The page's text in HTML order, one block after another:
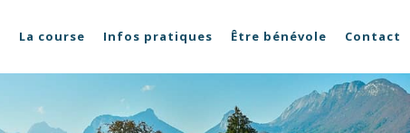
La course Infos pratiques Être bénévole Contact